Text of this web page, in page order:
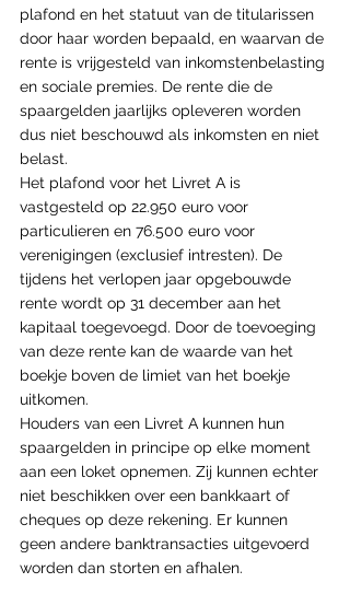
plafond en het statuut van de titularissen
door haar worden bepaald, en waarvan de
rente is vrijgesteld van inkomstenbelasting
en sociale premies. De rente die de
spaargelden jaarlijks opleveren worden
dus niet beschouwd als inkomsten en niet
belast.
Het plafond voor het Livret A is
vastgesteld op 22.950 euro voor
particulieren en 76.500 euro voor
verenigingen (exclusief intresten). De
tijdens het verlopen jaar opgebouwde
rente wordt op 31 december aan het
kapitaal toegevoegd. Door de toevoeging
van deze rente kan de waarde van het
boekje boven de limiet van het boekje
uitkomen.
Houders van een Livret A kunnen hun
spaargelden in principe op elke moment
aan een loket opnemen. Zij kunnen echter
niet beschikken over een bankkaart of
cheques op deze rekening. Er kunnen
geen andere banktransacties uitgevoerd
worden dan storten en afhalen.